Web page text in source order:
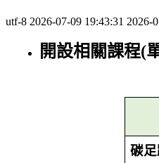
utf-8 2026-07-09 19:43:31 2026-
開設相關課程(
碳